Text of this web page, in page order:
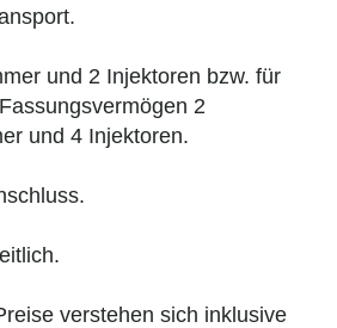
und 2 Injektoren bzw. für
2
und 4 Injektoren.
verstehen sich inklusive